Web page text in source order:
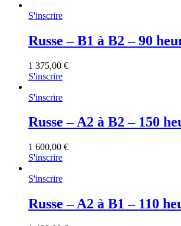
S'inscrire
Russe – B1 à B2 – 90
1 375,00 €
S'inscrire
S'inscrire
Russe – A2 à B2 – 150
1 600,00 €
S'inscrire
S'inscrire
Russe – A2 à B1 – 110